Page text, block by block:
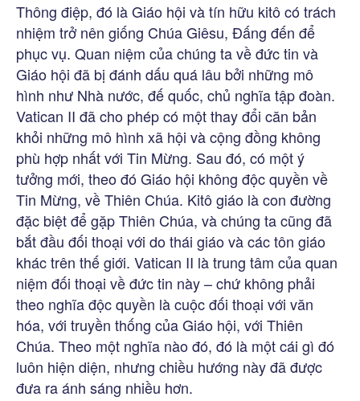
Thông điệp, đó là Giáo hội và tín hữu kitô có trách
nhiệm trở nên giống Chúa Giêsu, Đấng đến để
phục vụ. Quan niệm của chúng ta về đức tin và
Giáo hội đã bị đánh dấu quá lâu bởi những mô
hình như Nhà nước, đế quốc, chủ nghĩa tập đoàn.
Vatican II đã cho phép có một thay đổi căn bản
khỏi những mô hình xã hội và cộng đồng không
phù hợp nhất với Tin Mừng. Sau đó, có một ý
tưởng mới, theo đó Giáo hội không độc quyền về
Tin Mừng, về Thiên Chúa. Kitô giáo là con đường
đặc biệt để gặp Thiên Chúa, và chúng ta cũng đã
bắt đầu đối thoại với do thái giáo và các tôn giáo
khác trên thế giới. Vatican II là trung tâm của quan
niệm đối thoại về đức tin này – chứ không phải
theo nghĩa độc quyền là cuộc đối thoại với văn
hóa, với truyền thống của Giáo hội, với Thiên
Chúa. Theo một nghĩa nào đó, đó là một cái gì đó
luôn hiện diện, nhưng chiều hướng này đã được
đưa ra ánh sáng nhiều hơn.